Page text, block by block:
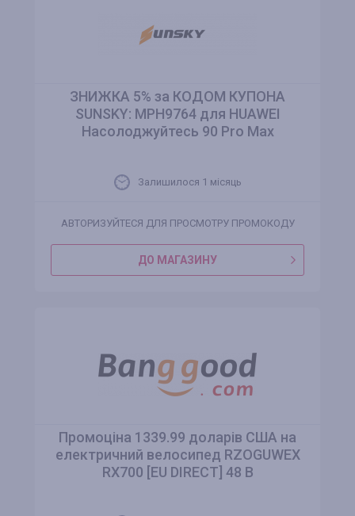
ЗНИЖКА 5% за КОДОМ КУПОНА
SUNSKY: MPH9764 для HUAWEI
Насолоджуйтесь 90 Pro Max
Залишилося 1 місяць
АВТОРИЗУЙТЕСЯ ДЛЯ ПРОСМОТРУ ПРОМОКОДУ
ДО МАГАЗИНУ
Промоціна 1339.99 доларів США на
електричний велосипед RZOGUWEX
RX700 [EU DIRECT] 48 В